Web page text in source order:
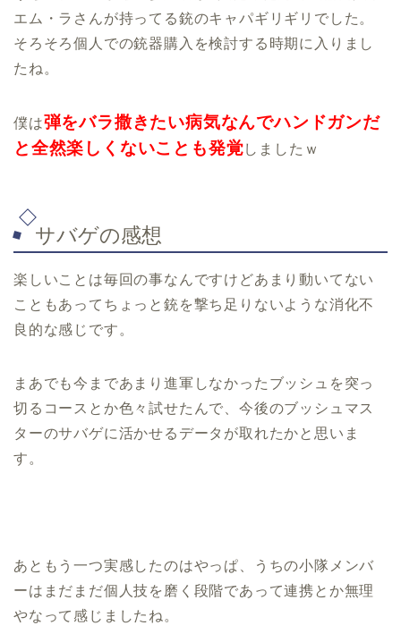
エム・ラさんが持ってる銃のキャパギリギリでした。
そろそろ個人での銃器購入を検討する時期に入りまし
たね。
僕は弾をバラ撒きたい病気なんでハンドガンだ
と全然楽しくないことも発覚しましたｗ
サバゲの感想
楽しいことは毎回の事なんですけどあまり動いてない
こともあってちょっと銃を撃ち足りないような消化不
良的な感じです。
まあでも今まであまり進軍しなかったブッシュを突っ
切るコースとか色々試せたんで、今後のブッシュマス
ターのサバゲに活かせるデータが取れたかと思いま
す。
あともう一つ実感したのはやっぱ、うちの小隊メンバ
ーはまだまだ個人技を磨く段階であって連携とか無理
やなって感じましたね。